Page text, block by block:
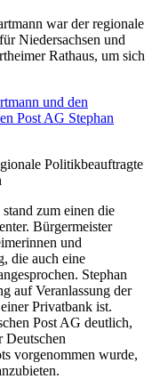
war der regionale
Niedersachsen und
Rathaus, um sich
Politikbeauftragte
zum einen die
Bürgermeister
und
die auch eine
Stephan
auf Veranlassung der
Privatbank ist.
Post AG deutlich,
Deutschen
vorgenommen wurde,